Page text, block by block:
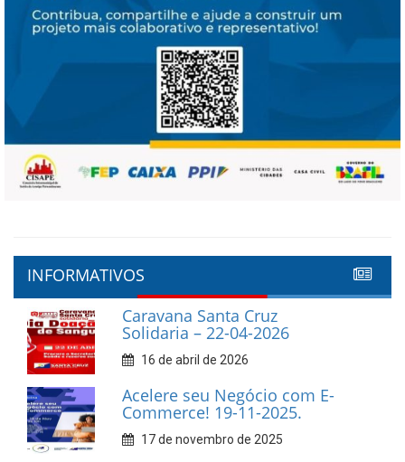
INFORMATIVOS
Caravana Santa Cruz
Solidaria – 22-04-2026
16 de abril de 2026
Acelere seu Negócio com E-
Commerce! 19-11-2025.
17 de novembro de 2025